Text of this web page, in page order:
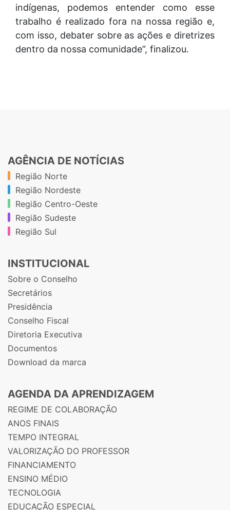
indígenas, podemos entender como esse
trabalho é realizado fora na nossa região e,
com isso, debater sobre as ações e diretrizes
dentro da nossa comunidade”, finalizou.
AGÊNCIA DE NOTÍCIAS
Região Norte
Região Nordeste
Região Centro-Oeste
Região Sudeste
Região Sul
INSTITUCIONAL
Sobre o Conselho
Secretários
Presidência
Conselho Fiscal
Diretoria Executiva
Documentos
Download da marca
AGENDA DA APRENDIZAGEM
REGIME DE COLABORAÇÃO
ANOS FINAIS
TEMPO INTEGRAL
VALORIZAÇÃO DO PROFESSOR
FINANCIAMENTO
ENSINO MÉDIO
TECNOLOGIA
EDUCAÇÃO ESPECIAL